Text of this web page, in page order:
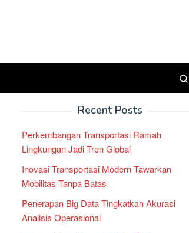
Recent Posts
Perkembangan Transportasi Ramah
Lingkungan Jadi Tren Global
Inovasi Transportasi Modern Tawarkan
Mobilitas Tanpa Batas
Penerapan Big Data Tingkatkan Akurasi
Analisis Operasional